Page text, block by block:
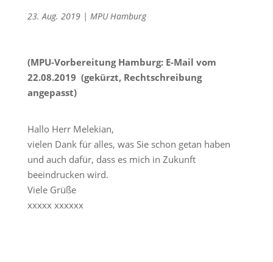
23. Aug. 2019| MPU Hamburg
(MPU-Vorbereitung Hamburg: E-Mail vom
22.08.2019 (gekürzt, Rechtschreibung
angepasst)
Hallo Herr Melekian,
vielen Dank für alles, was Sie schon getan haben
und auch dafür, dass es mich in Zukunft
beeindrucken wird.
Viele Grüße
xxxxx xxxxxx